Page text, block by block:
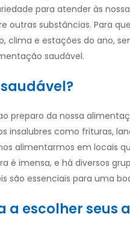
para atender às
outras substâncias. Para
e estações do ano,
saudável.
preparo da nossa
insalubres como frituras,
alimentarmos em locais
é imensa, e há diversos
são essenciais para uma
escolher seus